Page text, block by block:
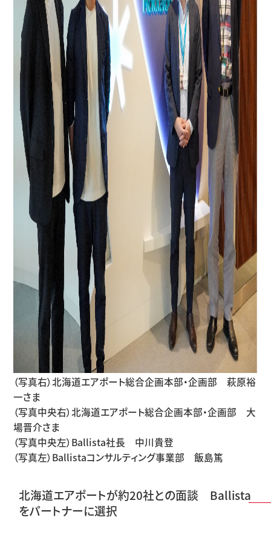
（写真右）北海道エアポート総合企画本部・企画部 萩原裕
一さま
（写真中央右）北海道エアポート総合企画本部・企画部 大
場晋介さま
（写真中央左）Ballista社長 中川貴登
（写真左）Ballistaコンサルティング事業部 飯島篤
北海道エアポートが約20社との面談 Ballista
をパートナーに選択